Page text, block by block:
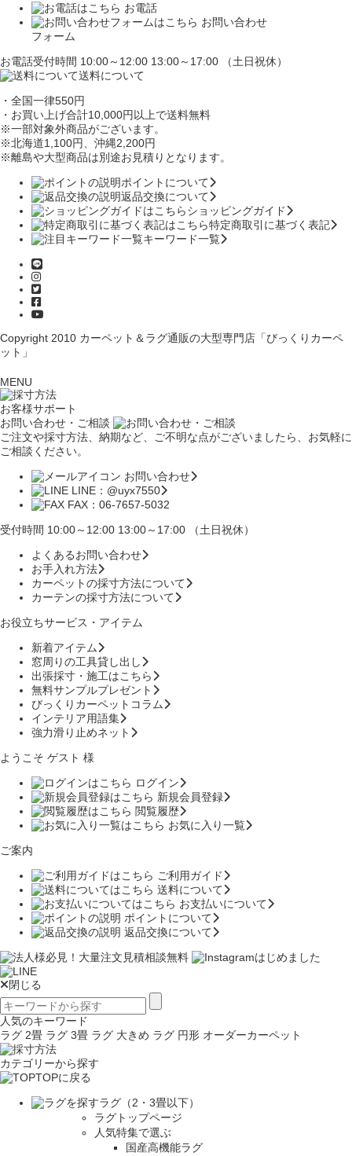
お電話
お問い合わせ
フォーム
お電話受付時間 10:00～12:00 13:00～17:00 （土日祝休）
送料について
・全国一律550円
・お買い上げ合計10,000円 以上で送料無料
※一部対象外商品がございます。
※北海道1,100円
、沖縄2,200円
※離島や大型商品は別途お見積りとなります。
ポイントについて
返品交換について
ショッピングガイド
特定商取引に基づく表記
キーワード一覧
Copyright 2010 カーペット＆ラグ通販の大型専門店「びっくりカーペ
ット」
MENU
お客様サポート
お問い合わせ・ご相談
ご注文や採寸方法、納期など、ご不明な点がございましたら、お気軽に
ご相談ください。
お問い合わせ
LINE：@uyx7550
FAX：06-7657-5032
受付時間 10:00～12:00 13:00～17:00 （土日祝休）
よくあるお問い合わせ
お手入れ方法
カーペットの採寸方法について
カーテンの採寸方法について
お役立ちサービス・アイテム
新着アイテム
窓周りの工具貸し出し
出張採寸・施工はこちら
無料サンプルプレゼント
びっくりカーペットコラム
インテリア用語集
強力滑り止めネット
ようこそ ゲスト 様
ログイン
新規会員登録
閲覧履歴
お気に入り一覧
ご案内
ご利用ガイド
送料について
お支払いについて
ポイントについて
返品交換について
閉じる
人気のキーワード
ラグ 2畳 ラグ 3畳 ラグ 大きめ ラグ 円形 オーダーカーペット
カテゴリーから探す
TOPに戻る
ラグ（2・3畳以下）
ラグトップページ
人気特集で選ぶ
国産高機能ラグ